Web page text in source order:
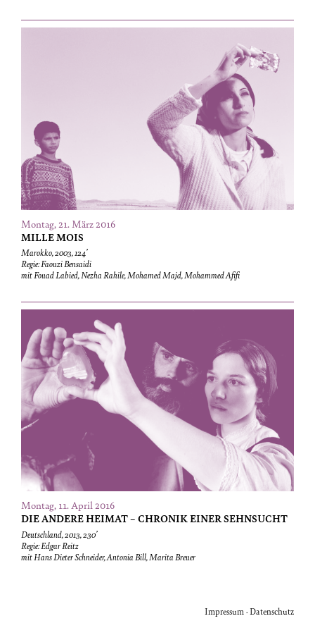
Montag, 21. März 2016
MILLE MOIS
Marokko, 2003, 124’
Regie: Faouzi Bensaidi
mit Fouad Labied, Nezha Rahile, Mohamed Majd, Mohammed Afifi
Montag, 11. April 2016
DIE ANDERE HEIMAT – CHRONIK EINER SEHNSUCHT
Deutschland, 2013, 230’
Regie: Edgar Reitz
mit Hans Dieter Schneider, Antonia Bill, Marita Breuer
Impressum · Datenschutz